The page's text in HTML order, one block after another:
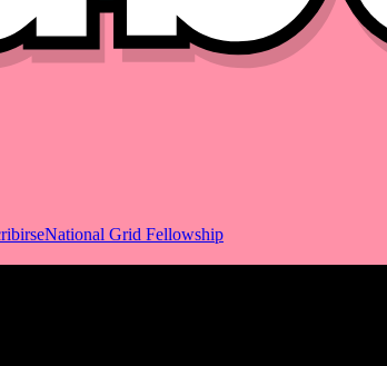
National Grid Fellowship